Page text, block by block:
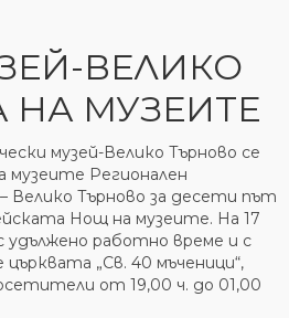
ВЕЛИКО
МУЗЕИТЕ
музей-Велико Търново се
Регионален
Велико Търново за десети път
Нощ на музеите. На 17
удължено работно време и с
„Св. 40 мъченици“,
от 19,00 ч. до 01,00